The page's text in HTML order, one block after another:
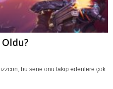
bu sene onu takip edenlere çok